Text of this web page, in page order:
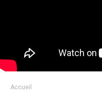
Accueil